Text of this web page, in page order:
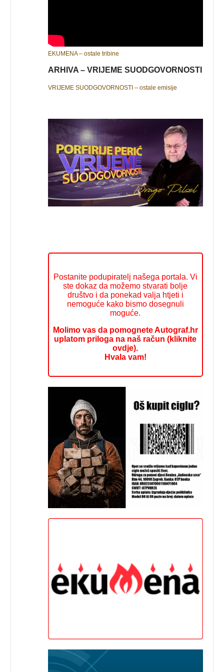
EKUMENA – ostale tribine
ARHIVA – VRIJEME SUODGOVORNOSTI
VRIJEME SUODGOVORNOSTI – ostale emisije
Postanite podupiratelj našega portala. Vi
ste dokaz da možemo stvarati bolje
društvo i da ponekad valja htjeti i
nemoguće kako bismo dosegnuli
moguće.
Molimo vas da pomognete Autograf.hr
uplatom priloga na naš račun (kliknite
ovdje).
Hvala vam!